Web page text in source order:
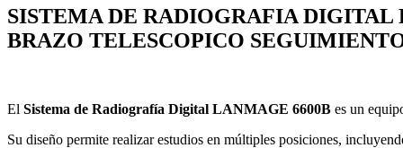
SISTEMA DE RADIOGRAFIA
BRAZO TELESCOPICO
El Sistema de Radiografía Digital LANMAGE 6600B es un
Su diseño permite realizar estudios en múltiples posiciones,